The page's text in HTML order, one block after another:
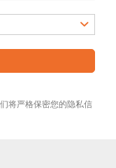
将严格保密您的隐私信